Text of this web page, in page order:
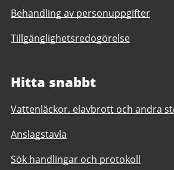
Behandling av personuppgifter
Tillgänglighetsredogörelse
Hitta snabbt
Vattenläckor, elavbrott och andra
Anslagstavla
Sök handlingar och protokoll